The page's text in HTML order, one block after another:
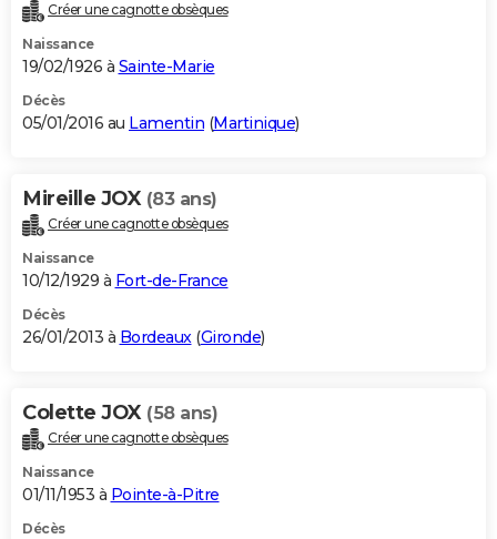
Créer une cagnotte obsèques
Naissance
19/02/1926 à Sainte-Marie
Décès
05/01/2016 au Lamentin (Martinique)
Mireille JOX (83 ans)
Créer une cagnotte obsèques
Naissance
10/12/1929 à Fort-de-France
Décès
26/01/2013 à Bordeaux(Gironde)
Colette JOX (58 ans)
Créer une cagnotte obsèques
Naissance
01/11/1953 à Pointe-à-Pitre
Décès